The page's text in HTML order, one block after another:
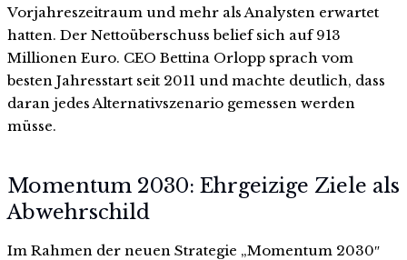
Vorjahreszeitraum und mehr als Analysten erwartet
hatten. Der Nettoüberschuss belief sich auf 913
Millionen Euro. CEO Bettina Orlopp sprach vom
besten Jahresstart seit 2011 und machte deutlich, dass
daran jedes Alternativszenario gemessen werden
müsse.
Momentum 2030: Ehrgeizige Ziele als
Abwehrschild
Im Rahmen der neuen Strategie „Momentum 2030″